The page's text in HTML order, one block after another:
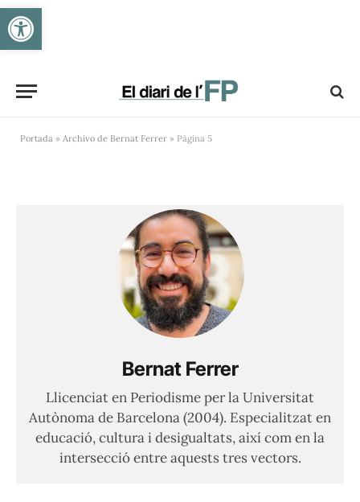
Obre la barra d'eines
Portada » Archivo de Bernat Ferrer » Pàgina 5
Bernat Ferrer
Llicenciat en Periodisme per la Universitat
Autònoma de Barcelona (2004). Especialitzat en
educació, cultura i desigualtats, així com en la
intersecció entre aquests tres vectors.